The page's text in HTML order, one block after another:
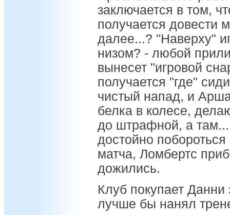
заключается в том,
получается довести
далее...? "Наверху"
низом? - любой
вынесет "игровой
получается "где"
чистый напад, и
белка в колесе,
до штрафной, а там...
достойно
матча, Ломбертс
дожились.
Клуб покупает
лучше бы нанял